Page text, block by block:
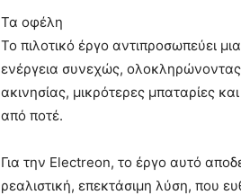
Τα οφέλη
Το πιλοτικό έργο αντιπροσωπεύει
ενέργεια συνεχώς, ολοκληρώνοντας
ακινησίας, μικρότερες μπαταρίες
από ποτέ.
Για την Electreon, το έργο αυτό
ρεαλιστική, επεκτάσιμη λύση, που